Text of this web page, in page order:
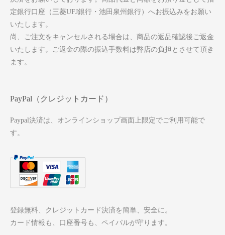
定銀行口座（三菱UFJ銀行・池田泉州銀行）へお振込みをお願い
いたします。
尚、ご注文をキャンセルされる場合は、商品の返品確認後ご返金
いたします。ご返金の際の振込手数料は弊店の負担とさせて頂き
ます。
PayPal（クレジットカード）
Paypal決済は、オンラインショップ画面上限定でご利用可能で
す。
登録無料、クレジットカード決済を簡単、安全に。
カード情報も、口座番号も、ペイパルが守ります。